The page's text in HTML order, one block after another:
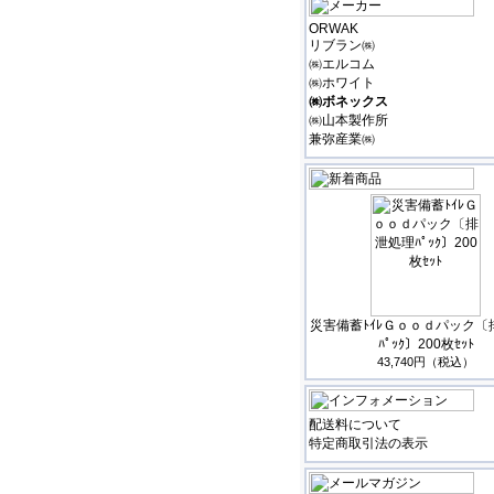
ORWAK
リブラン㈱
㈱エルコム
㈱ホワイト
㈱ボネックス
㈱山本製作所
兼弥産業㈱
災害備蓄ﾄｲﾚＧｏｏｄパック〔
ﾊﾟｯｸ〕200枚ｾｯﾄ
43,740円（税込）
配送料について
特定商取引法の表示